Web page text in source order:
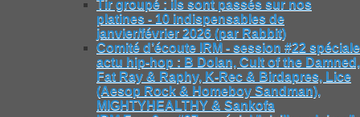
Tir groupé : ils sont passés sur nos
platines - 10 indispensables de
janvier/février 2026 (par Rabbit)
Comité d’écoute IRM - session #22 spéciale
actu hip-hop : B Dolan, Cult of the Damned,
Fat Ray & Raphy, K-Rec & Birdapres, Lice
(Aesop Rock & Homeboy Sandman),
MIGHTYHEALTHY & Sankofa